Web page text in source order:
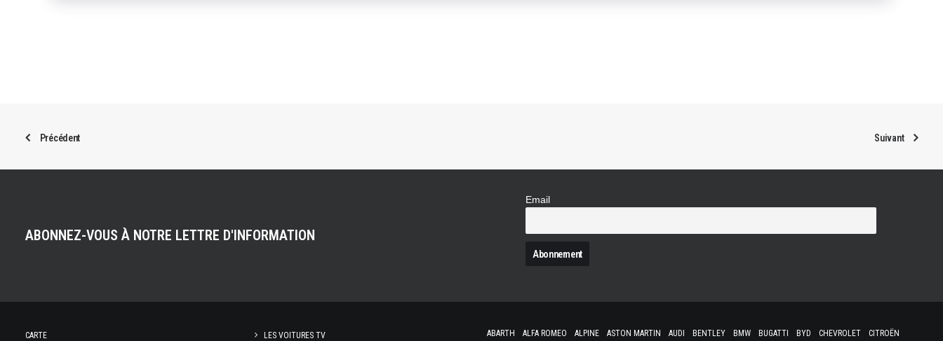
Précédent Suivant
ABONNEZ-VOUS À NOTRE LETTRE D'INFORMATION
Email
CARTE LES VOITURES TV ABARTH ALFA ROMEO ALPINE ASTON MARTIN AUDI BENTLEY BMW BUGATTI BYD CHEVROLET
CITROËN